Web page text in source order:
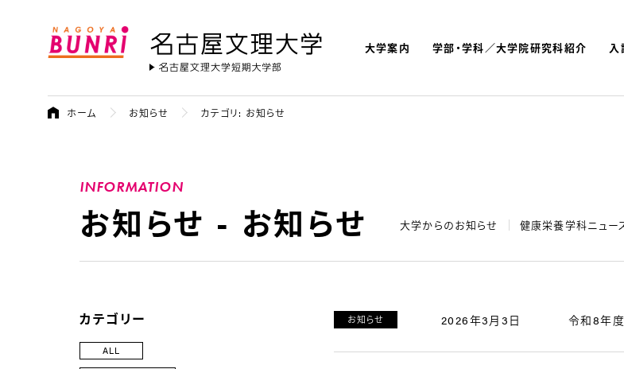
名古屋文理大学
大学案内 学部・学科／大学院研究科紹介 入
よ
ホーム お知らせ カテゴリ: お知らせ
INFORMATION
お知らせ - お知らせ 大学からのお知らせ 健康栄養学科ニュー
カテゴリー
ALL
お知らせ 2026年3月3日 令和8年